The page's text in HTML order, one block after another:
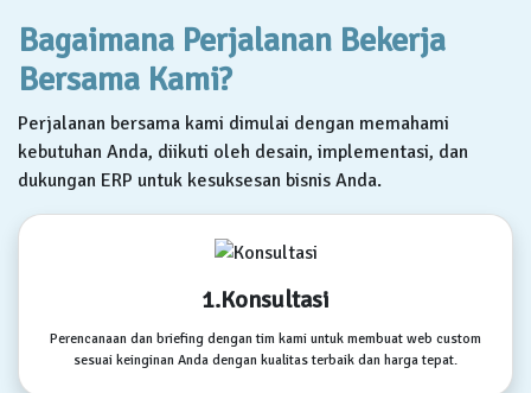
Bagaimana Perjalanan Bekerja
Bersama Kami?
Perjalanan bersama kami dimulai dengan memahami
kebutuhan Anda, diikuti oleh desain, implementasi, dan
dukungan ERP untuk kesuksesan bisnis Anda.
1.Konsultasi
Perencanaan dan briefing dengan tim kami untuk membuat web custom
sesuai keinginan Anda dengan kualitas terbaik dan harga tepat.